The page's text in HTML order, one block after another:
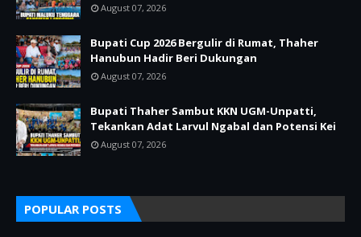
August 07, 2026
Bupati Cup 2026 Bergulir di Rumat, Thaher
Hanubun Hadir Beri Dukungan
August 07, 2026
Bupati Thaher Sambut KKN UGM-Unpatti,
Tekankan Adat Larvul Ngabal dan Potensi Kei
August 07, 2026
POPULAR POSTS